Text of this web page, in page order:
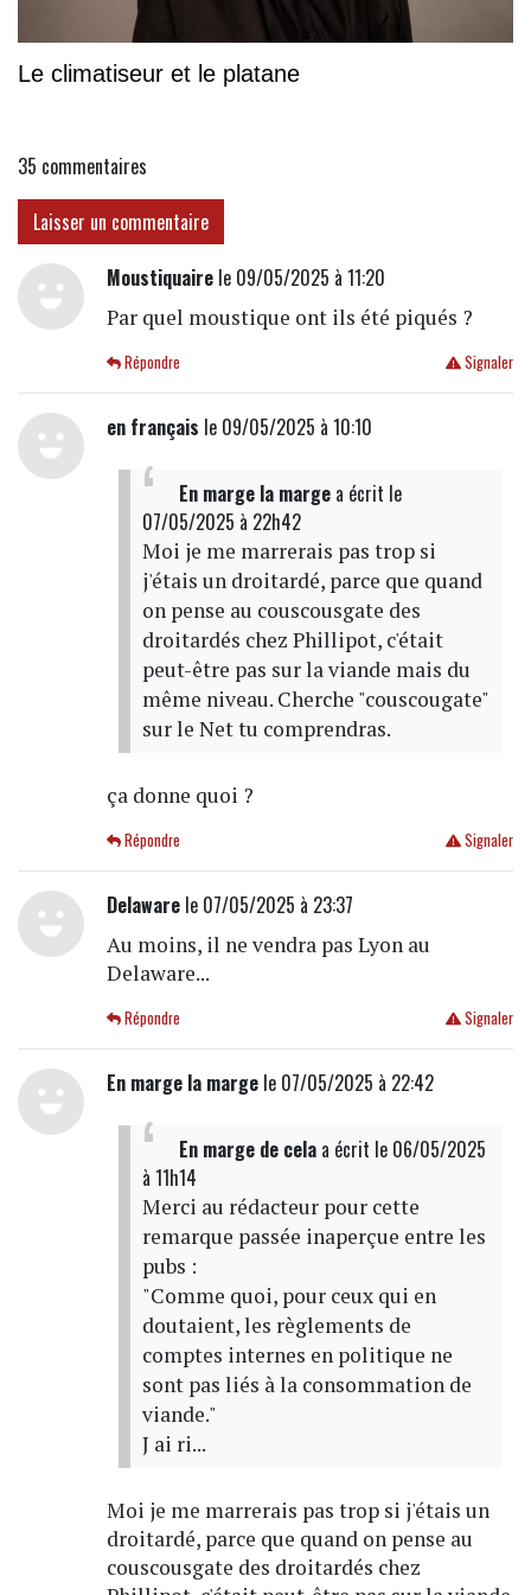
Le climatiseur et le platane
35 commentaires
Laisser un commentaire
Moustiquairele 09/05/2025 à 11:20
Par quel moustique ont ils été piqués ?
Signaler
Répondre
en français le 09/05/2025 à 10:10
En marge la margea écrit le
07/05/2025 à 22h42
Moi je me marrerais pas trop si
j'étais un droitardé, parce que quand
on pense au couscousgate des
droitardés chez Phillipot, c'était
peut-être pas sur la viande mais du
même niveau. Cherche "couscougate"
sur le Net tu comprendras.
ça donne quoi ?
Signaler
Répondre
Delawarele 07/05/2025 à 23:37
Au moins, il ne vendra pas Lyon au
Delaware...
Signaler
Répondre
En marge la margele 07/05/2025 à 22:42
En marge de celaa écrit le 06/05/2025
à 11h14
Merci au rédacteur pour cette
remarque passée inaperçue entre les
pubs :
"Comme quoi, pour ceux qui en
doutaient, les règlements de
comptes internes en politique ne
sont pas liés à la consommation de
viande."
J ai ri...
Moi je me marrerais pas trop si j'étais un
droitardé, parce que quand on pense au
couscousgate des droitardés chez